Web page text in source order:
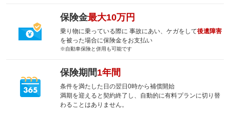
保険金最大10万円
乗り物に乗っている際に 事故にあい、ケガをして後遺障害
を被った場合に保険金をお支払い
※自動車保険と併用も可能です
保険期間1年間
条件を満たした日の翌日0時から補償開始
満期を迎えると契約終了し、自動的に有料プランに切り替
わることはありません。